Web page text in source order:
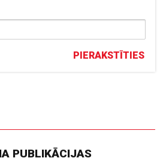
PIERAKSTĪTIES
PUBLIKĀCIJAS